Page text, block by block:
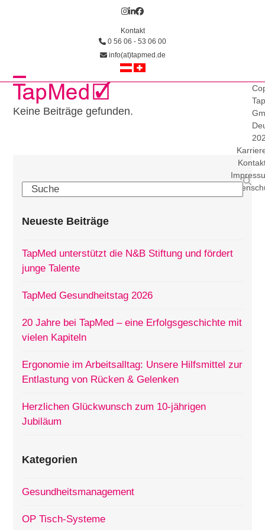
Instagram
LinkedIn
Facebook
Kontakt
0 56 06 - 53 06 00
info(at)tapmed.de
Open
mobile
Close
mobile
Keine Beiträge gefunden.
Search
Neueste Beiträge
TapMed unterstützt die N&B Stiftung und fördert
junge Talente
TapMed Gesundheitstag 2026
20 Jahre bei TapMed – eine Erfolgsgeschichte mit
vielen Kapiteln
Ergonomie im Arbeitsalltag: Unsere Hilfsmittel zur
Entlastung von Rücken & Gelenken
Herzlichen Glückwunsch zum 10-jährigen
Jubiläum
Kategorien
Gesundheitsmanagement
OP Tisch-Systeme